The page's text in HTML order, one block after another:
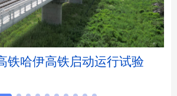
天津 河北 山西
吉林 上海 江苏
铁哈伊高铁启动运行试验